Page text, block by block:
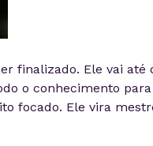
finalizado. Ele vai até
o conhecimento para
focado. Ele vira